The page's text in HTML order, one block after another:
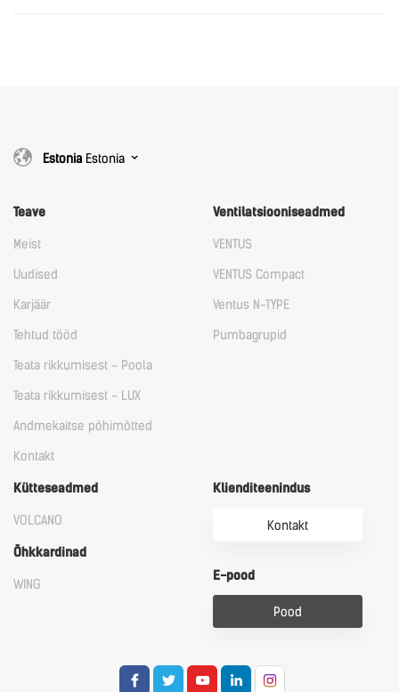
Estonia Estonia
Teave
Meist
Uudised
Karjäär
Tehtud tööd
Teata rikkumisest - Poola
Teata rikkumisest - LUX
Andmekaitse põhimõtted
Kontakt
Ventilatsiooniseadmed
VENTUS
VENTUS Compact
Ventus N-TYPE
Pumbagrupid
Kütteseadmed
VOLCANO
Õhkkardinad
WING
Klienditeenindus
Kontakt
E-pood
Pood